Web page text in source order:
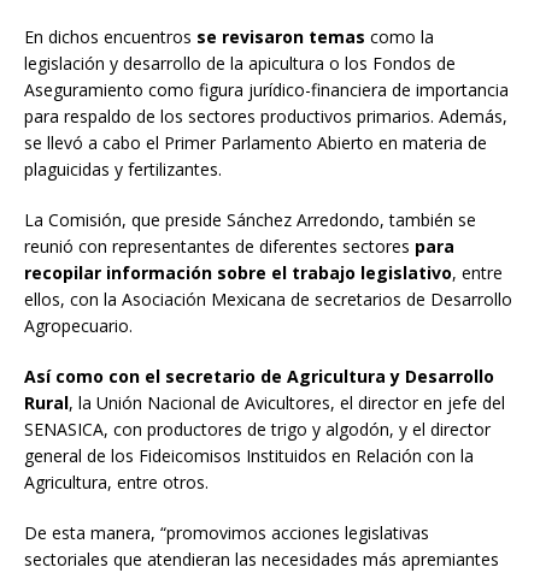
En dichos encuentros se revisaron temas como la
legislación y desarrollo de la apicultura o los Fondos de
Aseguramiento como figura jurídico-financiera de importancia
para respaldo de los sectores productivos primarios. Además,
se llevó a cabo el Primer Parlamento Abierto en materia de
plaguicidas y fertilizantes.
La Comisión, que preside Sánchez Arredondo, también se
reunió con representantes de diferentes sectores para
recopilar información sobre el trabajo legislativo, entre
ellos, con la Asociación Mexicana de secretarios de Desarrollo
Agropecuario.
Así como con el secretario de Agricultura y Desarrollo
Rural, la Unión Nacional de Avicultores, el director en jefe del
SENASICA, con productores de trigo y algodón, y el director
general de los Fideicomisos Instituidos en Relación con la
Agricultura, entre otros.
De esta manera, “promovimos acciones legislativas
sectoriales que atendieran las necesidades más apremiantes